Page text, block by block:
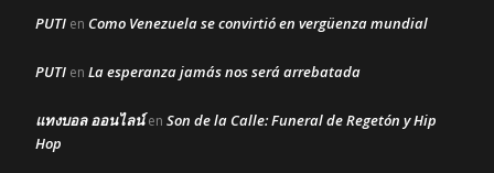
PUTI en Como Venezuela se convirtió en vergüenza mundial
PUTI en La esperanza jamás nos será arrebatada
แทงบอล ออนไลน์en Son de la Calle: Funeral de Regetón y Hip
Hop